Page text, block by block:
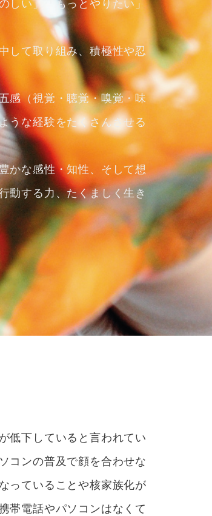
しい」「もっとやりたい」
して取り組み、積極性や忍
感（視覚・聴覚・嗅覚・味
うな経験をたくさんさせる
かな感性・知性、そして想
動する力、たくましく生き
低下していると言われてい
コンの普及で顔を合わせな
っていることや核家族化が
帯電話やパソコンはなくて